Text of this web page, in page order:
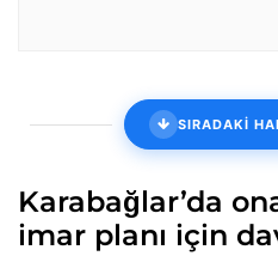
SIRADAKİ
Karabağlar’da
imar planı için